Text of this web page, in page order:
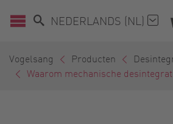
NEDERLANDS (NL)
Vogelsang Producten
Waarom mechanische